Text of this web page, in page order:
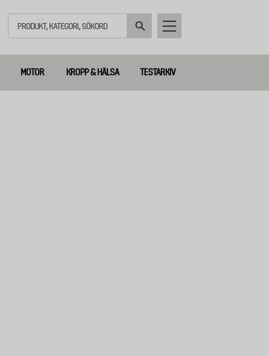
MOTOR KROPP & HÄLSA TESTARKIV